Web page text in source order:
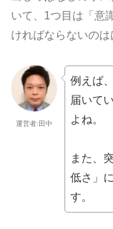
いて、1つ目は「意
ければならないのは
運営者:田中
例えば
届いて
よね。
また、
低さ」
す。